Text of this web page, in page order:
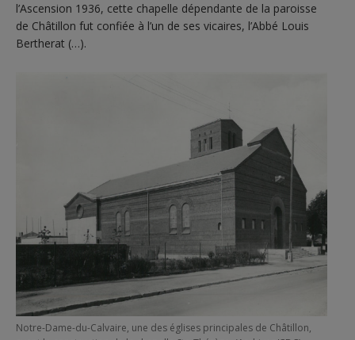
l’Ascension 1936, cette chapelle dépendante de la paroisse
de Châtillon fut confiée à l’un de ses vicaires, l’Abbé Louis
Bertherat (…).
Notre-Dame-du-Calvaire, une des églises principales de Châtillon,